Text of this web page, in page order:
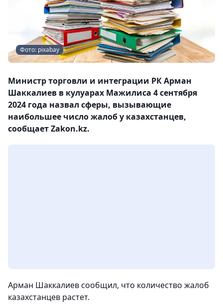
Фото: pixabay
Министр торговли и интеграции РК Арман
Шаккалиев в кулуарах Мажилиса 4 сентября
2024 года назвал сферы, вызывающие
наибольшее число жалоб у казахстанцев,
сообщает Zakon.kz.
Арман Шаккалиев сообщил, что количество жалоб
казахстанцев растет.